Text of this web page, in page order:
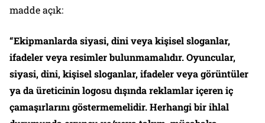
madde açık:
“Ekipmanlarda siyasi, dini veya kişisel sloganlar,
ifadeler veya resimler bulunmamalıdır. Oyuncular,
siyasi, dini, kişisel sloganlar, ifadeler veya görüntüler
ya da üreticinin logosu dışında reklamlar içeren iç
çamaşırlarını göstermemelidir. Herhangi bir ihlal